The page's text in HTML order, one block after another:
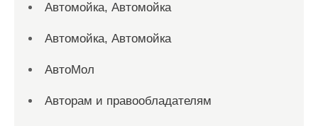
Автомойка, Автомойка
Автомойка, Автомойка
АвтоМол
Авторам и правообладателям